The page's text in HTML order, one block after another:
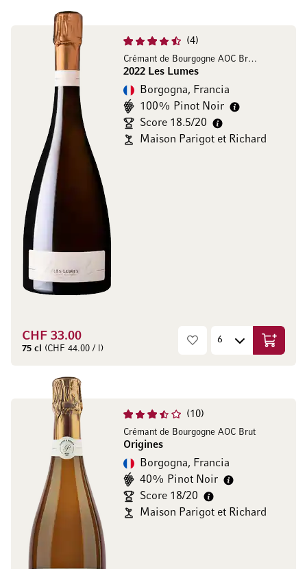
4
Crémant de Bourgogne AOC Brut Nature
2022 Les Lumes
Borgogna, Francia
100% Pinot Noir
Score 18.5/20
Maison Parigot et Richard
CHF 33.00
75 cl (CHF 44.00 / l)
10
Crémant de Bourgogne AOC Brut
Origines
Borgogna, Francia
40% Pinot Noir
Score 18/20
Maison Parigot et Richard